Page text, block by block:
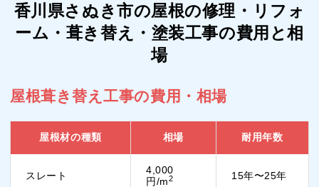
香川県さぬき市の屋根の修理・リフォ
ーム・葺き替え・塗装工事の費用と相
場
屋根葺き替え工事の費用・相場
屋根材の種類 相場 耐用年数
スレート
4,000
円/m2 15年〜25年